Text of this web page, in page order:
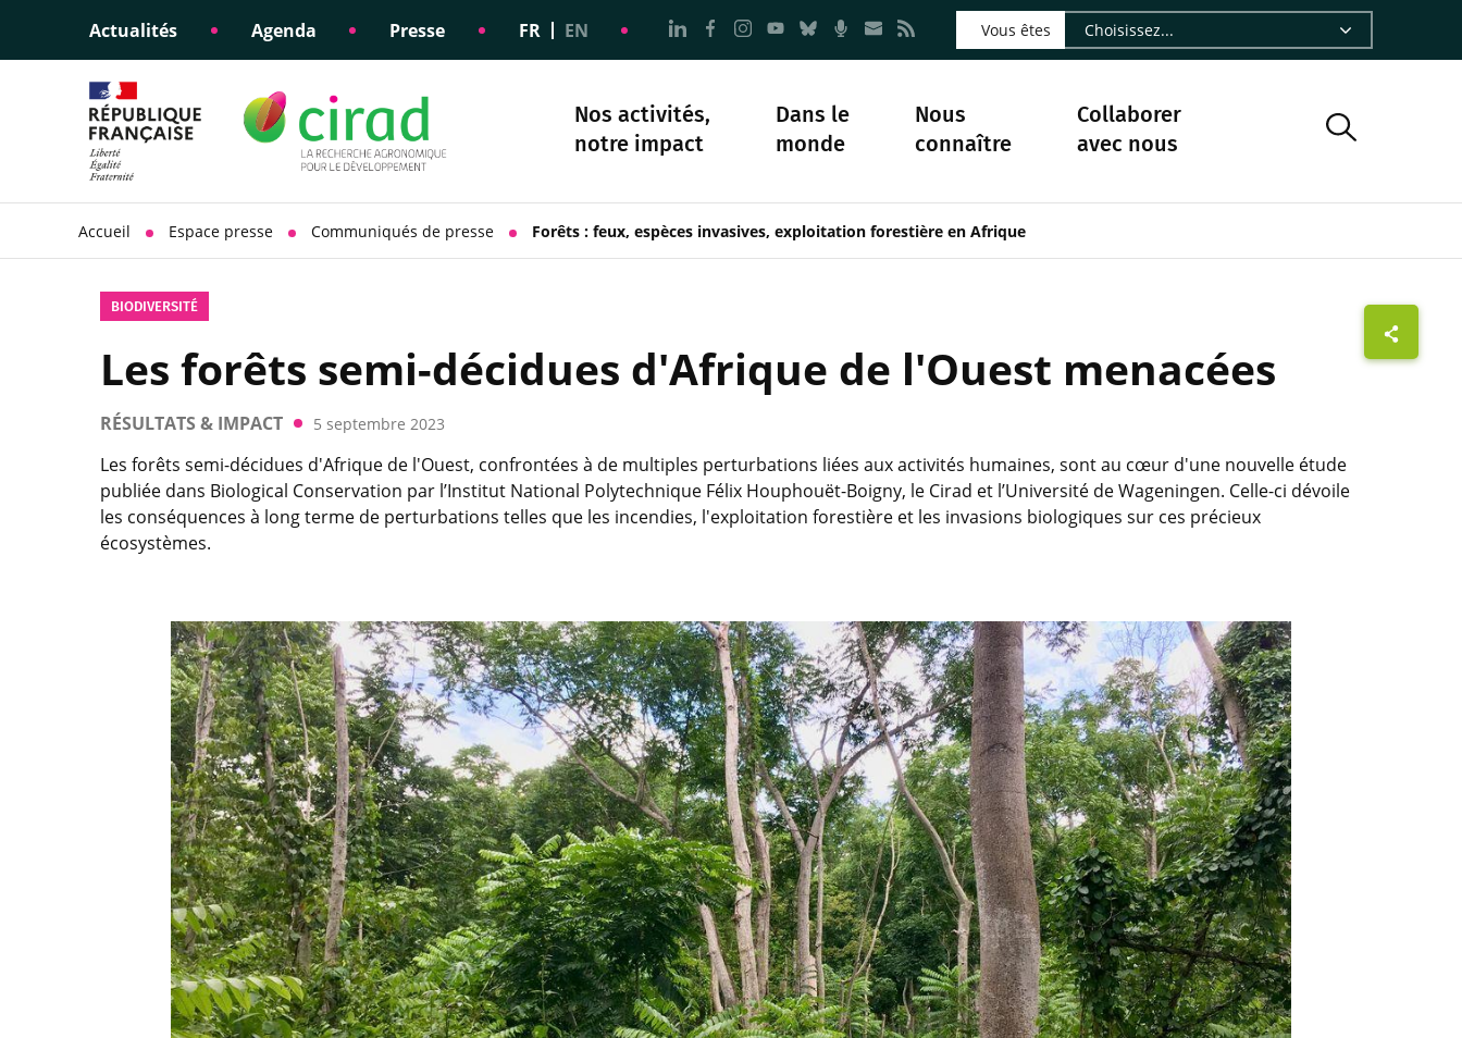
Actualités Agenda Presse FR EN Aller à la page Nous suivre sur LinkedIn - CIRAD
Aller à la page Nous suivre sur Facebook - CIRAD
Aller à la page Nous suivre sur Instagram - CIRAD
Aller à la page Nous suivre sur Youtube - CIRAD
Aller à la page Nous suivre sur Bluesky - CIRAD
Aller à la page Nourrir le vivant, le podcast du Cirad - CIRAD
Aller à la page Nous contacter par courriel - CIRAD
Aller à la page Flux RSS - CIRAD
Vous êtes
Nos activités,
notre impact
Éclairer les politiques
Appui à la diplomatie
scientifique
Dans le
monde
Nous
connaître
Engagements éthiques
Responsabilité
sociétale
Science et société Notre histoire
Collaborer
avec nous
Accueil Espace presse Communiqués de presse Forêts : feux, espèces invasives, exploitation forestière en Afrique
BIODIVERSITÉ
Les forêts semi-décidues d'Afrique de l'Ouest menacées
RÉSULTATS & IMPACT 5 septembre 2023
Les forêts semi-décidues d'Afrique de l'Ouest, confrontées à de multiples perturbations liées aux activités humaines, sont au cœur d'une nouvelle étude
publiée dans Biological Conservation par l’Institut National Polytechnique Félix Houphouët-Boigny, le Cirad et l’Université de Wageningen. Celle-ci dévoile
les conséquences à long terme de perturbations telles que les incendies, l'exploitation forestière et les invasions biologiques sur ces précieux
écosystèmes.